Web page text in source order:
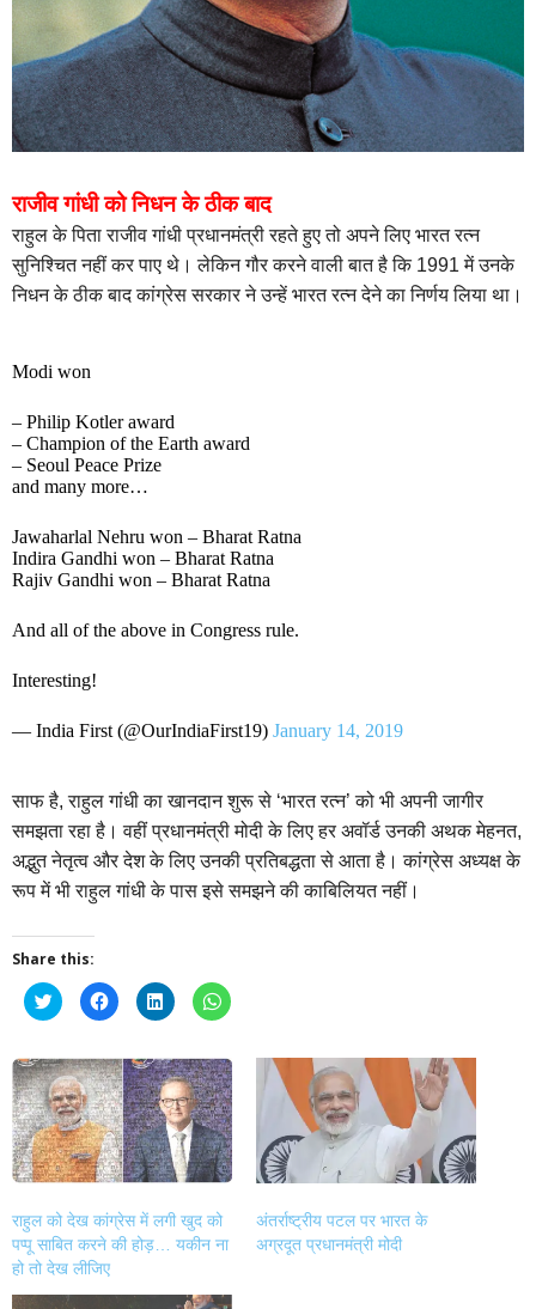
राजीव गांधी को निधन के ठीक बाद
राहुल के पिता राजीव गांधी प्रधानमंत्री रहते हुए तो अपने लिए भारत रत्न
सुनिश्चित नहीं कर पाए थे। लेकिन गौर करने वाली बात है कि 1991 में उनके
निधन के ठीक बाद कांग्रेस सरकार ने उन्हें भारत रत्न देने का निर्णय लिया था।
Modi won
– Philip Kotler award
– Champion of the Earth award
– Seoul Peace Prize
and many more…
Jawaharlal Nehru won – Bharat Ratna
Indira Gandhi won – Bharat Ratna
Rajiv Gandhi won – Bharat Ratna
And all of the above in Congress rule.
Interesting!
— India First (@OurIndiaFirst19) January 14, 2019
साफ है, राहुल गांधी का खानदान शुरू से ‘भारत रत्न’ को भी अपनी जागीर
समझता रहा है। वहीं प्रधानमंत्री मोदी के लिए हर अवॉर्ड उनकी अथक मेहनत,
अद्भुत नेतृत्व और देश के लिए उनकी प्रतिबद्धता से आता है। कांग्रेस अध्यक्ष के
रूप में भी राहुल गांधी के पास इसे समझने की काबिलियत नहीं।
Share this:
Click
to
share
Twitter
(Opens
in
new
window)
Click
to
share
Facebook
(Opens
in
new
window)
Click
to
share
LinkedIn
(Opens
in
new
window)
Click
to
WhatsApp
(Opens
in
new
window)
राहुल को देख कांग्रेस में लगी खुद को
पप्पू साबित करने की होड़… यकीन ना
हो तो देख लीजिए
अंतर्राष्ट्रीय पटल पर भारत के
अग्रदूत प्रधानमंत्री मोदी